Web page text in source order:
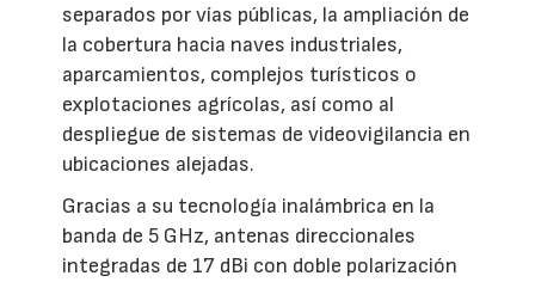
separados por vías públicas, la ampliación de
la cobertura hacia naves industriales,
aparcamientos, complejos turísticos o
explotaciones agrícolas, así como al
despliegue de sistemas de videovigilancia en
ubicaciones alejadas.
Gracias a su tecnología inalámbrica en la
banda de 5 GHz, antenas direccionales
integradas de 17 dBi con doble polarización